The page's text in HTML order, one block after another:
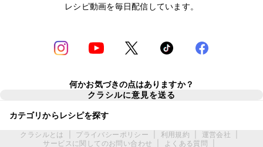
レシピ動画を毎日配信しています。
何かお気づきの点はありますか？
クラシルに意見を送る
カテゴリからレシピを探す
クラシルとは プライバシーポリシー 利用規約 運営会社
サービスに関してのお問い合わせ
よくある質問